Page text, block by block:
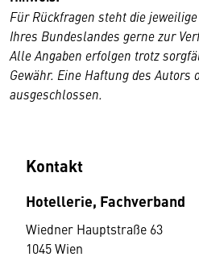
Für Rückfragen steht die jeweilige
Ihres Bundeslandes gerne zur
Alle Angaben erfolgen trotz
Gewähr. Eine Haftung des Autors
ausgeschlossen.
Kontakt
Hotellerie, Fachverband
Wiedner Hauptstraße 63
1045 Wien